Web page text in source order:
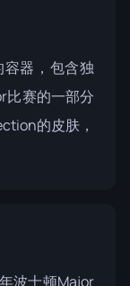
器，包含独
比赛的一部分
的皮肤，
波士顿Major